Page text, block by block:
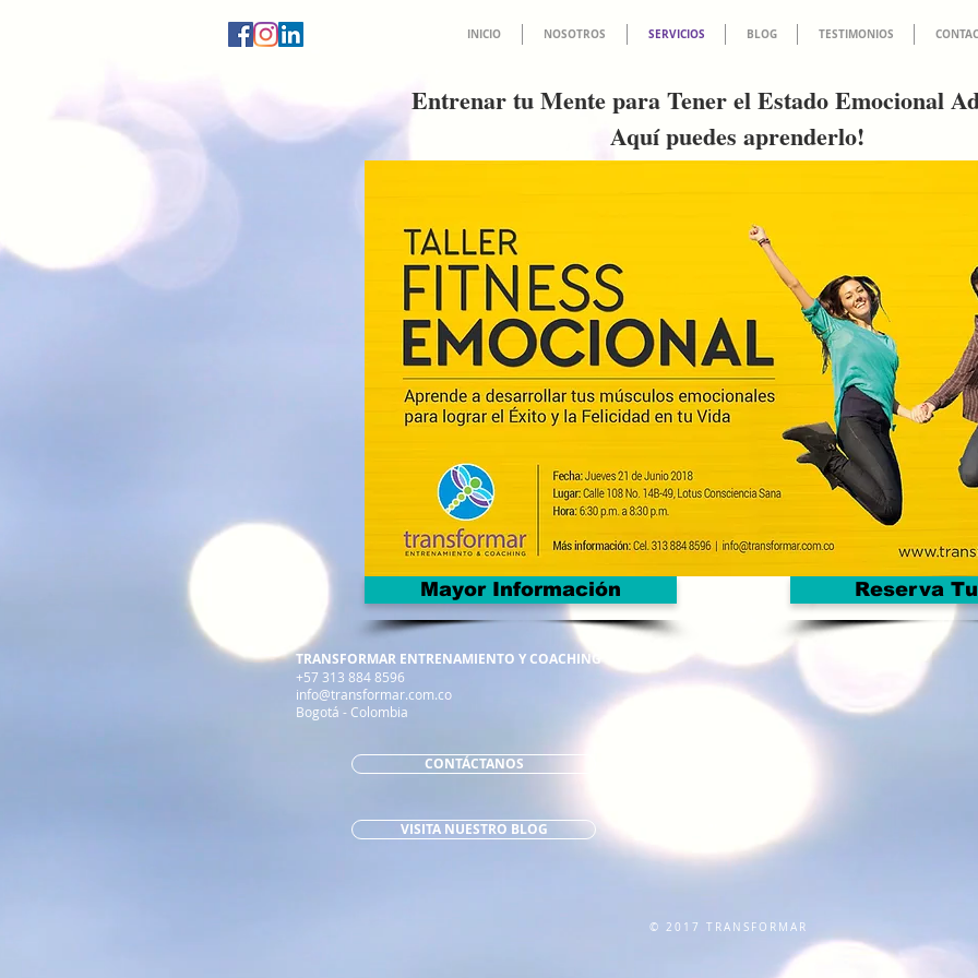
INICIO NOSOTROS SERVICIOS BLOG TESTIMONIOS
Entrenar tu Mente para Tener el Estado Emocional
Aquí puedes aprenderlo!
Mayor Información Reserva
TRANSFORMAR ENTRENAMIENTO Y COACHING
+57 313 884 8596
info@transformar.com.co
Bogotá - Colombia
CONTÁCTANOS
VISITA NUESTRO BLOG
© 2017 TRANSFORMAR